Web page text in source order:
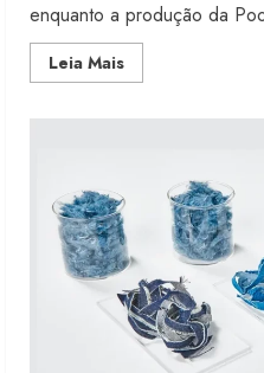
enquanto a produção da
Leia MaisRead
more
circularidade
do
jeans